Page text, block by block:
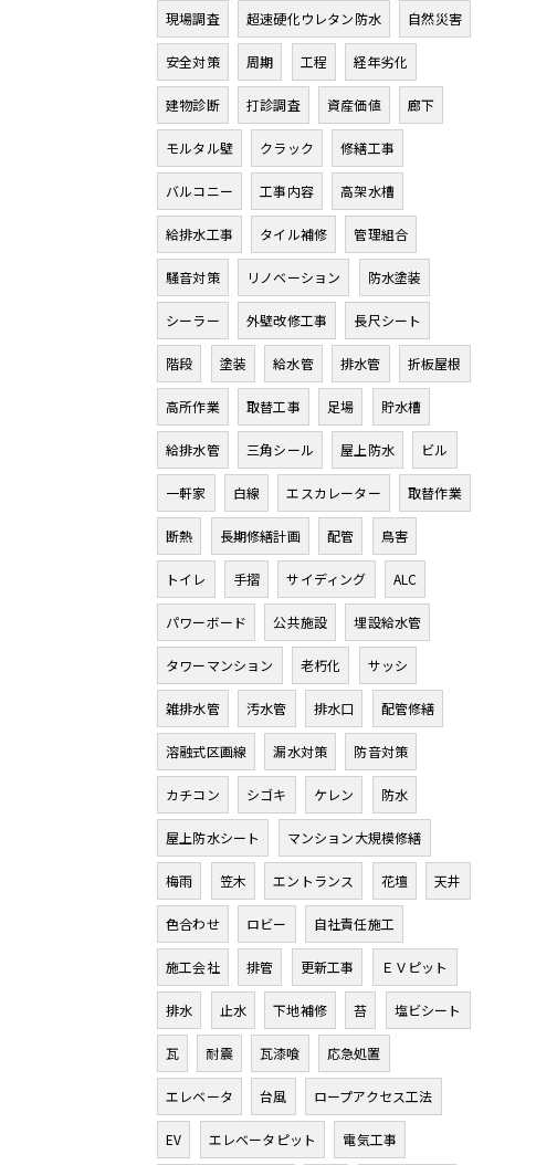
現場調査 超速硬化ウレタン防水 自然災害
安全対策 周期 工程 経年劣化
建物診断 打診調査 資産価値 廊下
モルタル壁 クラック 修繕工事
バルコニー 工事内容 高架水槽
給排水工事 タイル補修 管理組合
騒音対策 リノベーション 防水塗装
シーラー 外壁改修工事 長尺シート
階段 塗装 給水管 排水管 折板屋根
高所作業 取替工事 足場 貯水槽
給排水管 三角シール 屋上防水 ビル
一軒家 白線 エスカレーター 取替作業
断熱 長期修繕計画 配管 鳥害
トイレ 手摺 サイディング ALC
パワーボード 公共施設 埋設給水管
タワーマンション 老朽化 サッシ
雑排水管 汚水管 排水口 配管修繕
溶融式区画線 漏水対策 防音対策
カチコン シゴキ ケレン 防水
屋上防水シート マンション大規模修繕
梅雨 笠木 エントランス 花壇 天井
色合わせ ロビー 自社責任施工
施工会社 排管 更新工事 ＥＶピット
排水 止水 下地補修 苔 塩ビシート
瓦 耐震 瓦漆喰 応急処置
エレベータ 台風 ロープアクセス工法
EV エレベータピット 電気工事